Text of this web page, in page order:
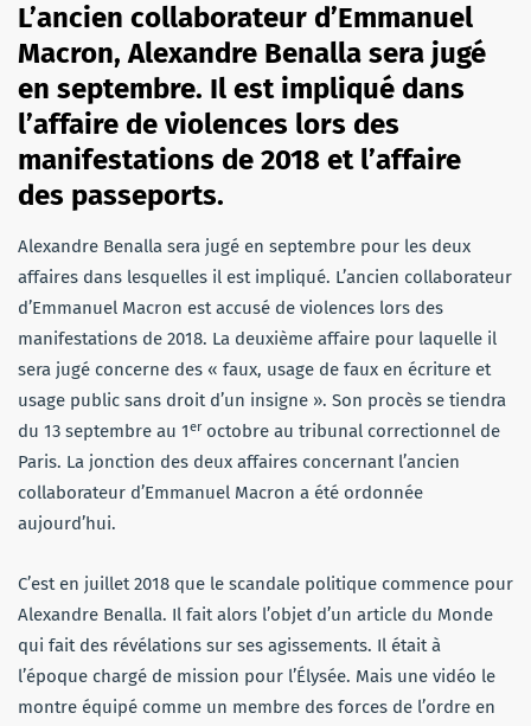
L’ancien collaborateur d’Emmanuel
Macron, Alexandre Benalla sera jugé
en septembre. Il est impliqué dans
l’affaire de violences lors des
manifestations de 2018 et l’affaire
des passeports.
Alexandre Benalla sera jugé en septembre pour les deux
affaires dans lesquelles il est impliqué. L’ancien collaborateur
d’Emmanuel Macron est accusé de violences lors des
manifestations de 2018. La deuxième affaire pour laquelle il
sera jugé concerne des « faux, usage de faux en écriture et
usage public sans droit d’un insigne ». Son procès se tiendra
du 13 septembre au 1eroctobre au tribunal correctionnel de
Paris. La jonction des deux affaires concernant l’ancien
collaborateur d’Emmanuel Macron a été ordonnée
aujourd’hui.
C’est en juillet 2018 que le scandale politique commence pour
Alexandre Benalla. Il fait alors l’objet d’un article du Monde
qui fait des révélations sur ses agissements. Il était à
l’époque chargé de mission pour l’Élysée. Mais une vidéo le
montre équipé comme un membre des forces de l’ordre en